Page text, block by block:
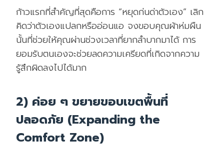
ก้าวแรกที่สำคัญที่สุดคือการ “หยุดก่นด่าตัวเอง” เลิก
คิดว่าตัวเองแปลกหรืออ่อนแอ จงขอบคุณผ้าห่มผืน
นั้นที่ช่วยให้คุณผ่านช่วงเวลาที่ยากลำบากมาได้ การ
ยอมรับตนเองจะช่วยลดความเครียดที่เกิดจากความ
รู้สึกผิดลงไปได้มาก
2) ค่อย ๆ ขยายขอบเขตพื้นที่
ปลอดภัย (Expanding the
Comfort Zone)